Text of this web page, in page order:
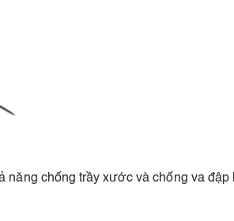
chống trầy xước và chống va đập